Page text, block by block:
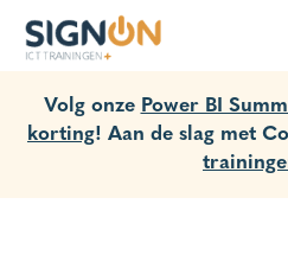
Volg onze Power BI
korting! Aan de slag met